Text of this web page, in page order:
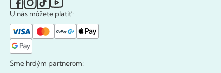
U nás môžete platiť:
Sme hrdým partnerom: